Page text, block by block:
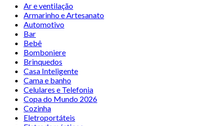
Ar e ventilação
Armarinho e Artesanato
Automotivo
Bar
Bebê
Bomboniere
Brinquedos
Casa Inteligente
Cama e banho
Celulares e Telefonia
Copa do Mundo 2026
Cozinha
Eletroportáteis